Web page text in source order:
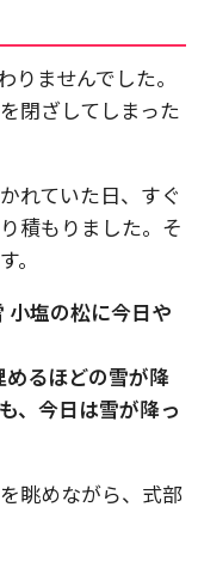
ませんでした。
閉ざしてしまった
れていた日、すぐ
積もりました。そ
。
塩の松に今日や
るほどの雪が降
、今日は雪が降っ
眺めながら、式部